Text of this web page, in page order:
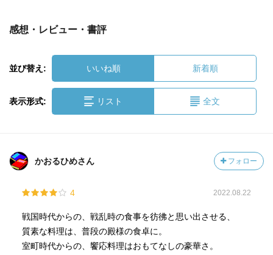
感想・レビュー・書評
並び替え: いいね順 新着順
表示形式: リスト 全文
かおるひめさん フォロー
4 2022.08.22
戦国時代からの、戦乱時の食事を彷彿と思い出させる、
質素な料理は、普段の殿様の食卓に。
室町時代からの、饗応料理はおもてなしの豪華さ。